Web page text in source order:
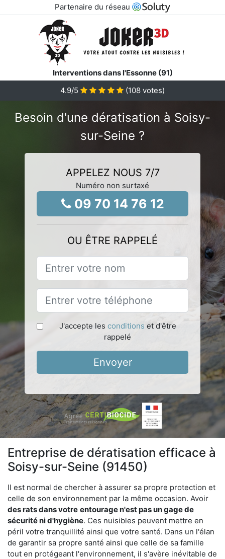
Partenaire du réseau
Interventions dans l'Essonne (91)
4.9/5 (108 votes)
Besoin d'une dératisation à Soisy-
sur-Seine ?
APPELEZ NOUS 7/7
Numéro non surtaxé
09 70 14 76 12
OU ÊTRE RAPPELÉ
J'accepte les conditions et d'être
rappelé
Envoyer
Entreprise de dératisation efficace à
Soisy-sur-Seine (91450)
Il est normal de chercher à assurer sa propre protection et
celle de son environnement par la même occasion. Avoir
des rats dans votre entourage n'est pas un gage de
sécurité ni d'hygiène. Ces nuisibles peuvent mettre en
péril votre tranquillité ainsi que votre santé. Dans un l'élan
de garantir sa propre santé ainsi que celle de sa famille
tout en protégeant l'environnement, il s'avère inévitable de